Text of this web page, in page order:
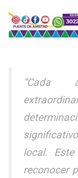
“Cada
local.
reconocer